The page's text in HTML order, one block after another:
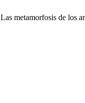
metamorfosis de los